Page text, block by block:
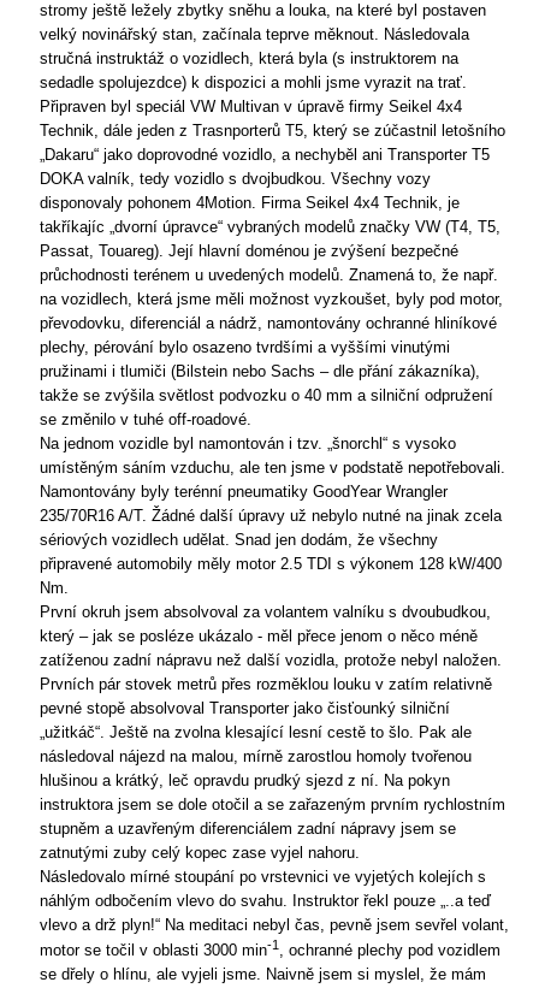
stromy ještě ležely zbytky sněhu a louka, na které byl postaven
velký novinářský stan, začínala teprve měknout. Následovala
stručná instruktáž o vozidlech, která byla (s instruktorem na
sedadle spolujezdce) k dispozici a mohli jsme vyrazit na trať.
Připraven byl speciál VW Multivan v úpravě firmy Seikel 4x4
Technik, dále jeden z Trasnporterů T5, který se zúčastnil letošního
„Dakaru“ jako doprovodné vozidlo, a nechyběl ani Transporter T5
DOKA valník, tedy vozidlo s dvojbudkou. Všechny vozy
disponovaly pohonem 4Motion. Firma Seikel 4x4 Technik, je
takříkajíc „dvorní úpravce“ vybraných modelů značky VW (T4, T5,
Passat, Touareg). Její hlavní doménou je zvýšení bezpečné
průchodnosti terénem u uvedených modelů. Znamená to, že např.
na vozidlech, která jsme měli možnost vyzkoušet, byly pod motor,
převodovku, diferenciál a nádrž, namontovány ochranné hliníkové
plechy, pérování bylo osazeno tvrdšími a vyššími vinutými
pružinami i tlumiči (Bilstein nebo Sachs – dle přání zákazníka),
takže se zvýšila světlost podvozku o 40 mm a silniční odpružení
se změnilo v tuhé off-roadové.
Na jednom vozidle byl namontován i tzv. „šnorchl“ s vysoko
umístěným sáním vzduchu, ale ten jsme v podstatě nepotřebovali.
Namontovány byly terénní pneumatiky GoodYear Wrangler
235/70R16 A/T. Žádné další úpravy už nebylo nutné na jinak zcela
sériových vozidlech udělat. Snad jen dodám, že všechny
připravené automobily měly motor 2.5 TDI s výkonem 128 kW/400
Nm.
První okruh jsem absolvoval za volantem valníku s dvoubudkou,
který – jak se posléze ukázalo - měl přece jenom o něco méně
zatíženou zadní nápravu než další vozidla, protože nebyl naložen.
Prvních pár stovek metrů přes rozměklou louku v zatím relativně
pevné stopě absolvoval Transporter jako čisťounký silniční
„užitkáč“. Ještě na zvolna klesající lesní cestě to šlo. Pak ale
následoval nájezd na malou, mírně zarostlou homoly tvořenou
hlušinou a krátký, leč opravdu prudký sjezd z ní. Na pokyn
instruktora jsem se dole otočil a se zařazeným prvním rychlostním
stupněm a uzavřeným diferenciálem zadní nápravy jsem se
zatnutými zuby celý kopec zase vyjel nahoru.
Následovalo mírné stoupání po vrstevnici ve vyjetých kolejích s
náhlým odbočením vlevo do svahu. Instruktor řekl pouze „..a teď
vlevo a drž plyn!“ Na meditaci nebyl čas, pevně jsem sevřel volant,
motor se točil v oblasti 3000 min-1 , ochranné plechy pod vozidlem
se dřely o hlínu, ale vyjeli jsme. Naivně jsem si myslel, že mám